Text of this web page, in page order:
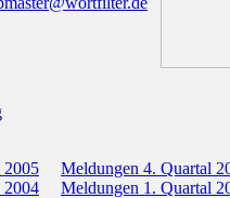
2005
Meldungen 4. Quartal
2004
Meldungen 1. Quartal